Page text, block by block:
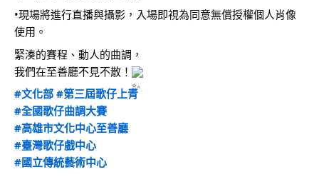
•現場將進行直播與攝影，入場即視為同意無償授權個人肖像
使用。
緊湊的賽程、動人的曲調，
我們在至善廳不見不散！
#文化部 #第三屆歌仔上青
#全國歌仔曲調大賽
#高雄市文化中心至善廳
#臺灣歌仔戲中心
#國立傳統藝術中心